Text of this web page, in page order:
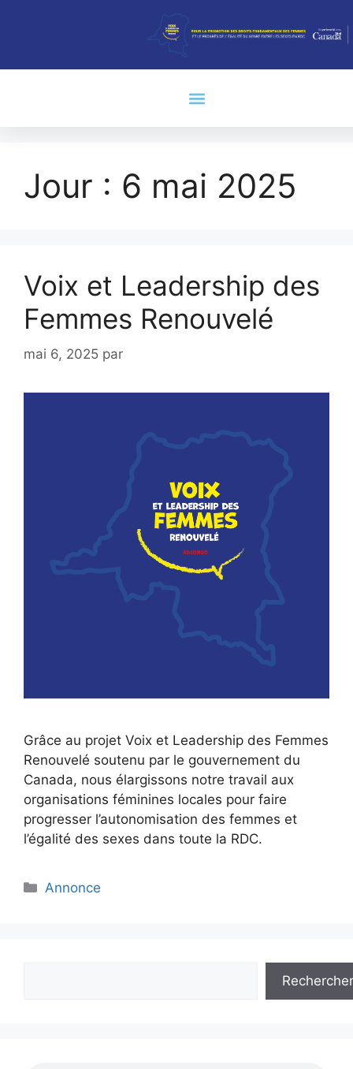
Jour : 6 mai 2025
Voix et Leadership des
Femmes Renouvelé
mai 6, 2025 par
Grâce au projet Voix et Leadership des Femmes
Renouvelé soutenu par le gouvernement du
Canada, nous élargissons notre travail aux
organisations féminines locales pour faire
progresser l’autonomisation des femmes et
l’égalité des sexes dans toute la RDC.
Annonce
Rechercher